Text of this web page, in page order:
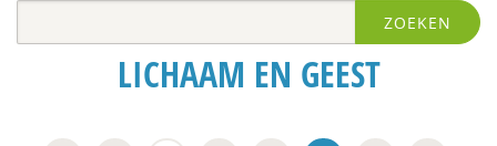
Mirjam-Iris Crox
ZOEKEN
LICHAAM EN GEEST